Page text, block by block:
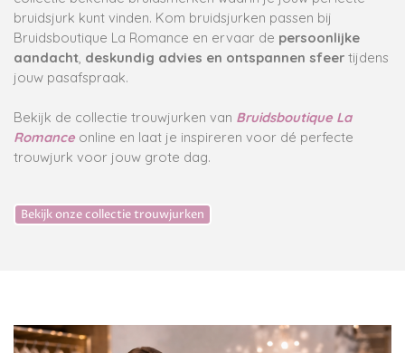
bruidsjurk kunt vinden. Kom bruidsjurken passen bij
Bruidsboutique La Romance en ervaar de persoonlijke
aandacht deskundig advies en ontspannen sfeer tijdens
jouw pasafspraak.
Bekijk de collectie trouwjurken van Bruidsboutique La
Romance online en laat je inspireren voor dé perfecte
trouwjurk voor jouw grote dag.
Bekijk onze collectie trouwjurken